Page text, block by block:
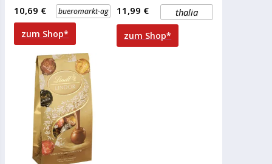
Geschenk weitere
Produktinformationen:
Inhalt: 165g, Sorten:
Mandel-Nuss-Nougat
Weißer
bueromarkt-ag
10,69 €
zum Shop*
Marzipan (MANDELN 52%,
Zucker, Feuchthaltemittel:
Invertase), Mandelnougat
(Zucker, MANDELN 44%,
Kakaobutter), SAHNE,
thalia
11,99 €
zum Shop*